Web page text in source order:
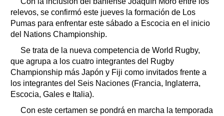
relevos, se confirmó este jueves la formación de Los
Pumas para enfrentar este sábado a Escocia en el inicio
del Nations Championship.
Se trata de la nueva competencia de World Rugby,
que agrupa a los cuatro integrantes del Rugby
Championship más Japón y Fiji como invitados frente a
los integrantes del Seis Naciones (Francia, Inglaterra,
Escocia, Gales e Italia).
Con este certamen se pondrá en marcha la temporada